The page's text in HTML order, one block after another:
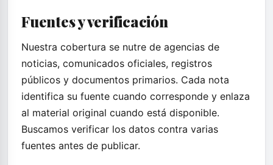
Fuentes y verificación
Nuestra cobertura se nutre de agencias de
noticias, comunicados oficiales, registros
públicos y documentos primarios. Cada nota
identifica su fuente cuando corresponde y enlaza
al material original cuando está disponible.
Buscamos verificar los datos contra varias
fuentes antes de publicar.